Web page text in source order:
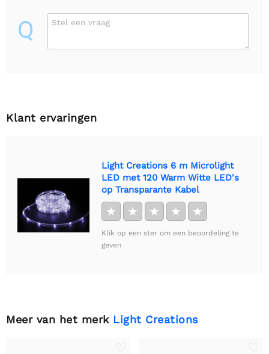
Q Stel een vraag
Klant ervaringen
Light Creations 6 m Microlight
LED met 120 Warm Witte LED's
op Transparante Kabel
★ ★ ★ ★ ★
Klik op een ster om een beoordeling te
geven
Meer van het merk Light Creations